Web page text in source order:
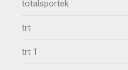
totalsportek
trt
trt 1